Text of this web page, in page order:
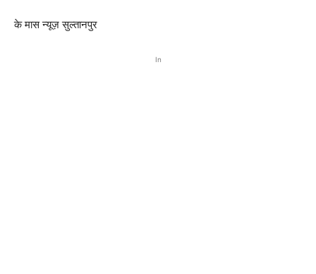
के मास न्यूज़ सुल्तानपुर
In